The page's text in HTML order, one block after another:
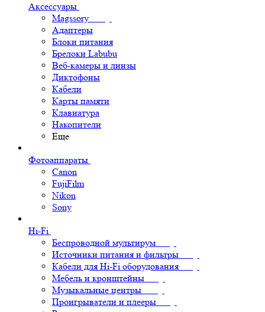
Аксессуары
Magssory
Адаптеры
Блоки питания
Брелоки Labubu
Веб-камеры и линзы
Диктофоны
Кабели
Карты памяти
Клавиатура
Накопители
Еще
Фотоаппараты
Canon
FujiFilm
Nikon
Sony
Hi-Fi
Беспроводной мультирум
Источники питания и фильтры
Кабели для Hi-Fi оборудования
Мебель и кронштейны
Музыкальные центры
Проигрыватели и плееры